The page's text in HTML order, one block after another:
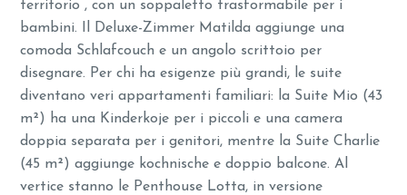
territorio , con un soppaletto trasformabile per i
bambini. Il Deluxe-Zimmer Matilda aggiunge una
comoda Schlafcouch e un angolo scrittoio per
disegnare. Per chi ha esigenze più grandi, le suite
diventano veri appartamenti familiari: la Suite Mio (43
m²) ha una Kinderkoje per i piccoli e una camera
doppia separata per i genitori, mentre la Suite Charlie
(45 m²) aggiunge kochnische e doppio balcone. Al
vertice stanno le Penthouse Lotta, in versione